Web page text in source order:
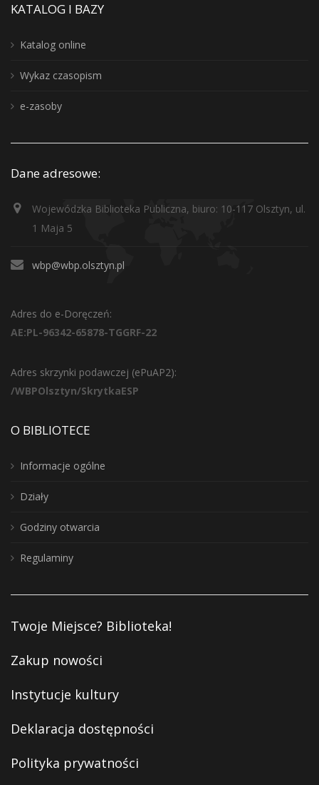
KATALOG I BAZY
Katalog online
Wykaz czasopism
e-zasoby
Dane adresowe:
Wojewódzka Biblioteka Publiczna, biuro: 10-117 Olsztyn, ul.
1 Maja 5
wbp@wbp.olsztyn.pl
Adres do e-Doręczeń:
AE:PL-96342-65878-TGGRF-22
Adres skrzynki podawczej (ePuAP2):
/WBPOlsztyn/SkrytkaESP
O BIBLIOTECE
Informacje ogólne
Działy
Godziny otwarcia
Regulaminy
Twoje Miejsce? Biblioteka!
Zakup nowości
Instytucje kultury
Deklaracja dostępności
Polityka prywatności